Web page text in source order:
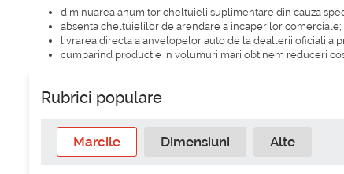
diminuarea anumitor cheltuieli suplimentare din cauza
absenta cheltuielilor de arendare a incaperilor comerciale;
livrarea directa a anvelopelor auto de la deallerii oficiali a
cumparind productie in volumuri mari obtinem reduceri
Rubrici populare
Marcile Dimensiuni Alte